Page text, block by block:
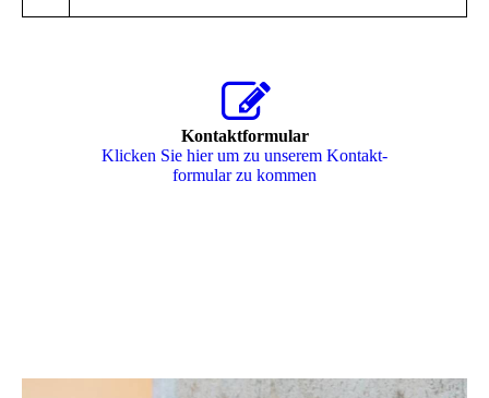
Kontaktformular
Klicken Sie hier um zu unserem Kon­takt­
for­mu­lar zu kommen